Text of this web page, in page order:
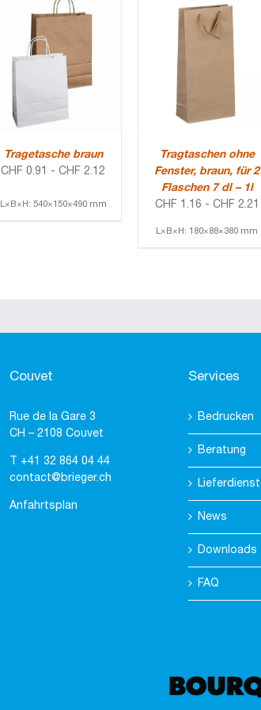
Tragetasche braun
CHF 0.91 -CHF 2.12
L×B×H: 540×150×490 mm
Tragtaschen ohne
Fenster, braun, für 2
Flaschen 7 dl – 1l
CHF 1.16 - CHF 2.21
L×B×H: 180×88×380 mm
Couvet
Rue de la Gare 3
CH – 2108 Couvet
+41 32 864 04 44
contact@brieger.ch
Anfahrtsplan
Services
Bedrucken
Beratung
Lieferdienst
News
Downloads
FAQ